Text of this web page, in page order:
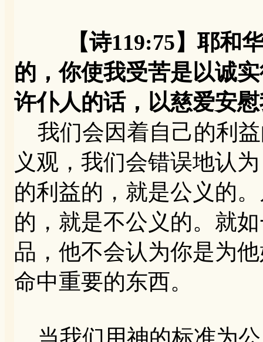
【诗119:75】耶和
的，你使我受苦是以诚
许仆人的话，以慈爱安
我们会因着自己的利
义观，我们会错误地认
的利益的，就是公义的
的，就是不公义的。就
品，他不会认为你是为
命中重要的东西。